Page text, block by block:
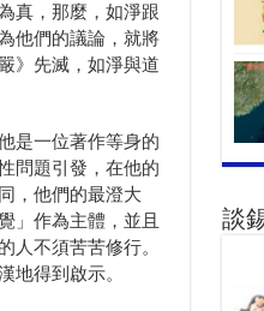
真，那麼，如淨跟
他們的議論，就將
》先滅，如淨與道
是一位著作等身的
問題引發，在他的
，他們的最澄大
」作為主體，並且
不須苦苦修行。
地得到啟示。
談